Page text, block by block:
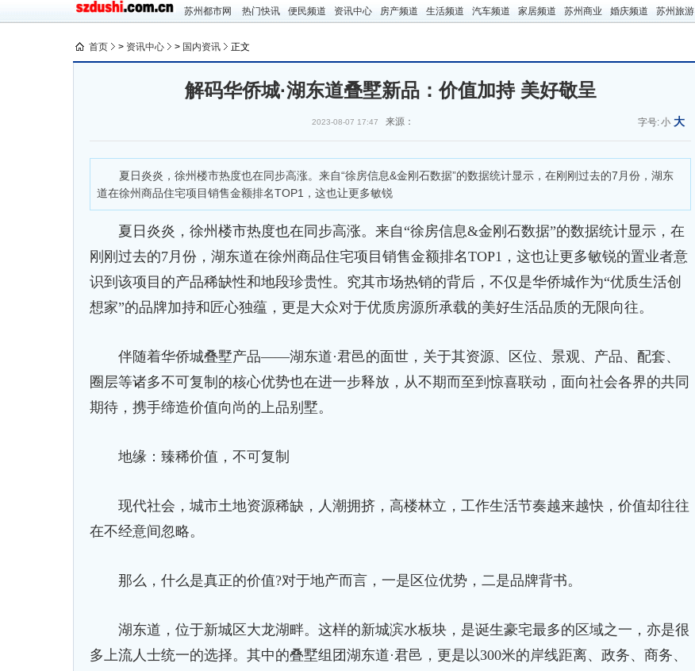
苏州都市网 热门快讯 便民频道 资讯中心 房产频道 生活频道 汽车频道 家居频道 苏州商业 婚庆频道 苏州旅游
首页 > 资讯中心 > 国内资讯 正文
​解码华侨城·湖东道叠墅新品：价值加持 美好敬呈
字号:小 大
2023-08-07 17:47 来源：
夏日炎炎，徐州楼市热度也在同步高涨。来自“徐房信息&金刚石数据”的数据统计显示，在刚刚过去的7月份，湖东
道在徐州商品住宅项目销售金额排名TOP1，这也让更多敏锐
夏日炎炎，徐州楼市热度也在同步高涨。来自“徐房信息&金刚石数据”的数据统计显示，在
刚刚过去的7月份，湖东道在徐州商品住宅项目销售金额排名TOP1，这也让更多敏锐的置业者意
识到该项目的产品稀缺性和地段珍贵性。究其市场热销的背后，不仅是华侨城作为“优质生活创
想家”的品牌加持和匠心独蕴，更是大众对于优质房源所承载的美好生活品质的无限向往。
伴随着华侨城叠墅产品——湖东道·君邑的面世，关于其资源、区位、景观、产品、配套、
圈层等诸多不可复制的核心优势也在进一步释放，从不期而至到惊喜联动，面向社会各界的共同
期待，携手缔造价值向尚的上品别墅。
地缘：臻稀价值，不可复制
现代社会，城市土地资源稀缺，人潮拥挤，高楼林立，工作生活节奏越来越快，价值却往往
在不经意间忽略。
那么，什么是真正的价值?对于地产而言，一是区位优势，二是品牌背书。
湖东道，位于新城区大龙湖畔。这样的新城滨水板块，是诞生豪宅最多的区域之一，亦是很
多上流人士统一的选择。其中的叠墅组团湖东道·君邑，更是以300米的岸线距离、政务、商务、